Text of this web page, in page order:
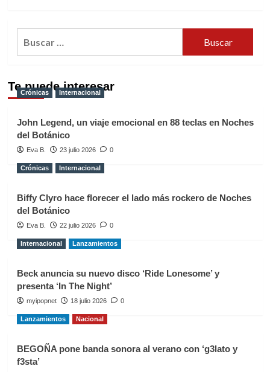
Te puede interesar
Crónicas Internacional
John Legend, un viaje emocional en 88 teclas en Noches
del Botánico
Eva B. 23 julio 2026 0
Crónicas Internacional
Biffy Clyro hace florecer el lado más rockero de Noches
del Botánico
Eva B. 22 julio 2026 0
Internacional Lanzamientos
Beck anuncia su nuevo disco ‘Ride Lonesome’ y
presenta ‘In The Night’
myipopnet 18 julio 2026 0
Lanzamientos Nacional
BEGOÑA pone banda sonora al verano con ‘g3lato y
f3sta’